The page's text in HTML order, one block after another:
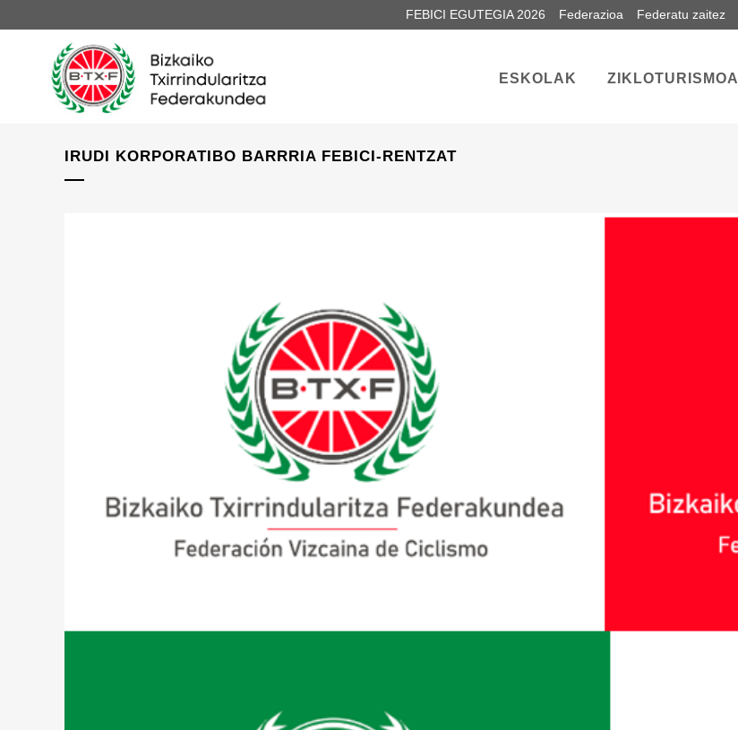
FEBICI EGUTEGIA 2026 Federazioa Federatu zaitez
ESKOLAK ZIKLOTURISMOA
IRUDI KORPORATIBO BARRRIA FEBICI-RENTZAT